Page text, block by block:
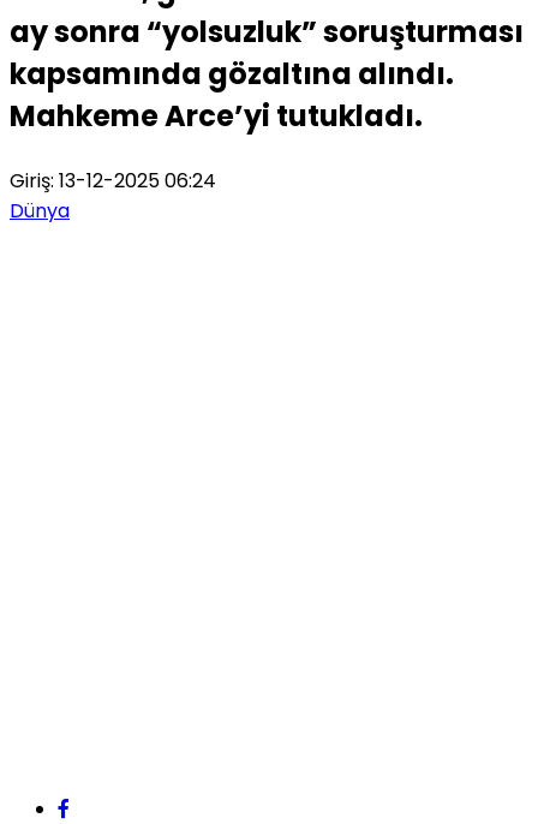
ay sonra “yolsuzluk” soruşturması
kapsamında gözaltına alındı.
Mahkeme Arce’yi tutukladı.
Giriş: 13-12-2025 06:24
Dünya